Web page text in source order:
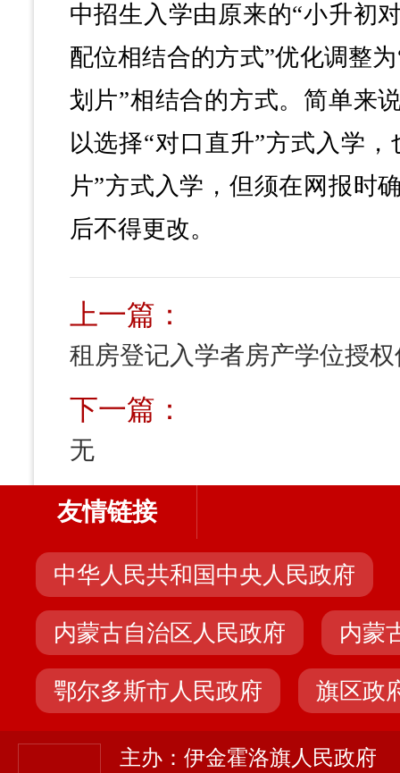
中招生入学由原来的“小升初
配位相结合的方式”优化调整
划片”相结合的方式。简单来
以选择“对口直升”方式入学
片”方式入学，但须在网报时
后不得更改。
上一篇：
下一篇：
无
友情链接
中华人民共和国中央人民政府
内蒙古自治区人民政府 内蒙
鄂尔多斯市人民政府 旗区政
主办：伊金霍洛旗人民政府